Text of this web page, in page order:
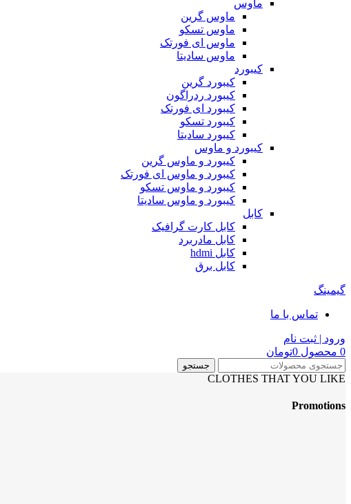
ماوس
ماوس گرین
ماوس تسکو
ماوس ای فورتک
ماوس سادیتا
کیبورد
کیبورد گرین
کیبورد ردراگون
کیبورد ای فورتک
کیبورد تسکو
کیبورد سادیتا
کیبورد و ماوس
کیبورد و ماوس گرین
کیبورد و ماوس ای فورتک
کیبورد و ماوس تسکو
کیبورد و ماوس سادیتا
کابل
کابل کارت گرافیک
کابل مادربرد
کابل hdmi
کابل برق
گیمینگ
تماس با ما
ورود | ثبت نام
0 محصول 0تومان
جستجو
CLOTHES THAT YOU LIKE
Promotions